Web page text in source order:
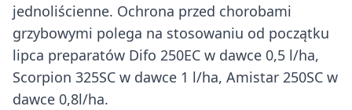
jednoliścienne. Ochrona przed chorobami
grzybowymi polega na stosowaniu od początku
lipca preparatów Difo 250EC w dawce 0,5 l/ha,
Scorpion 325SC w dawce 1 l/ha, Amistar 250SC w
dawce 0,8l/ha.